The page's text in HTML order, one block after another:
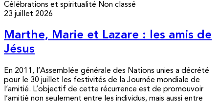
Célébrations et spiritualité Non classé
23 juillet 2026
Marthe, Marie et Lazare : les amis de
Jésus
En 2011, l’Assemblée générale des Nations unies a décrété
pour le 30 juillet les festivités de la Journée mondiale de
l’amitié. L’objectif de cette récurrence est de promouvoir
l’amitié non seulement entre les individus, mais aussi entre